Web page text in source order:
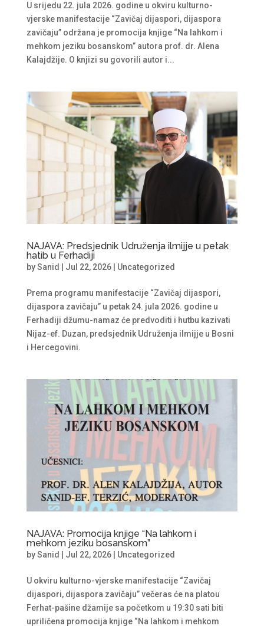
U srijedu 22. jula 2026. godine u okviru kulturno-
vjerske manifestacije “Zavičaj dijaspori, dijaspora
zavičaju” održana je promocija knjige “Na lahkom i
mehkom jeziku bosanskom” autora prof. dr. Alena
Kalajdžije. O knjizi su govorili autor i...
NAJAVA: Predsjednik Udruženja ilmijje u petak
hatib u Ferhadiji
bySanid Jul 22, 2026| Uncategorized
Prema programu manifestacije “Zavičaj dijaspori,
dijaspora zavičaju” u petak 24. jula 2026. godine u
Ferhadiji džumu-namaz će predvoditi i hutbu kazivati
Nijaz-ef. Duzan, predsjednik Udruženja ilmijje u Bosni
i Hercegovini.
NAJAVA: Promocija knjige “Na lahkom i
mehkom jeziku bosanskom”
bySanid Jul 22, 2026| Uncategorized
U okviru kulturno-vjerske manifestacije “Zavičaj
dijaspori, dijaspora zavičaju” večeras će na platou
Ferhat-pašine džamije sa početkom u 19:30 sati biti
upriličena promocija knjige “Na lahkom i mehkom